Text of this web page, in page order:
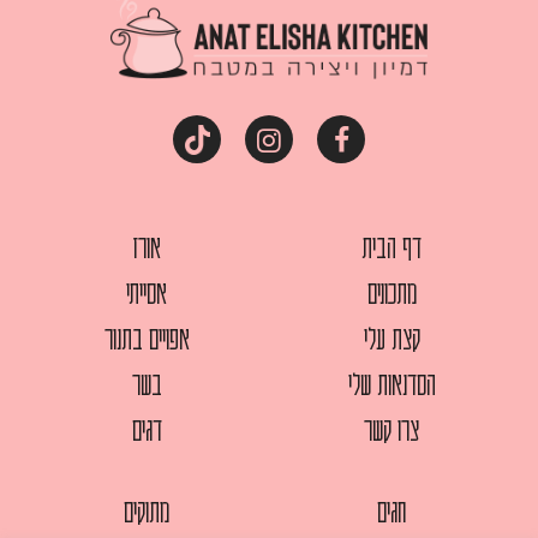
דף הבית
מתכונים
קצת עלי
הסדנאות שלי
צרו קשר
אורז
אסייתי
אפויים בתנור
בשר
דגים
חגים מתוקים